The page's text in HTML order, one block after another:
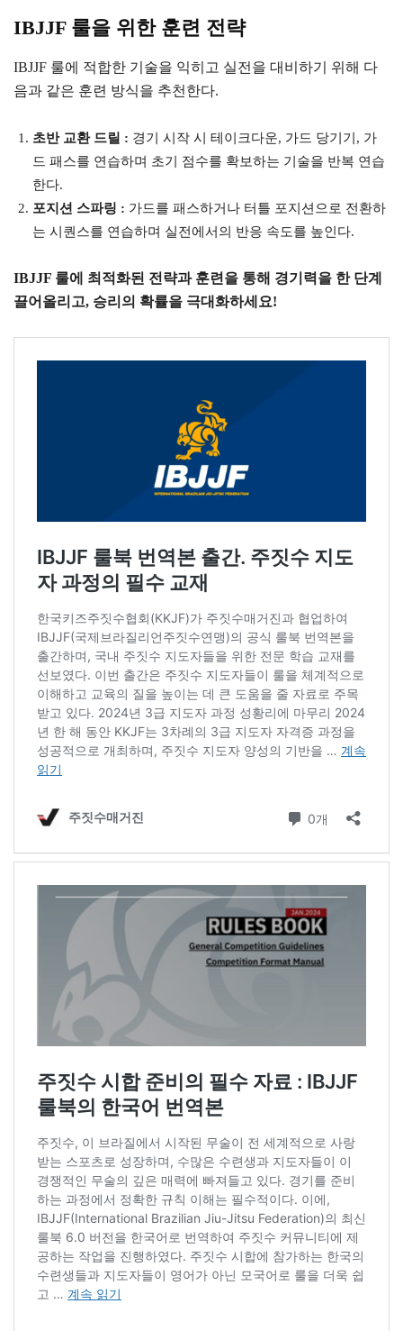
IBJJF 룰을 위한 훈련 전략
IBJJF 룰에 적합한 기술을 익히고 실전을 대비하기 위해 다
음과 같은 훈련 방식을 추천한다.
초반 교환 드릴 : 경기 시작 시 테이크다운, 가드 당기기, 가
드 패스를 연습하며 초기 점수를 확보하는 기술을 반복 연습
한다.
포지션 스파링 : 가드를 패스하거나 터틀 포지션으로 전환하
는 시퀀스를 연습하며 실전에서의 반응 속도를 높인다.
IBJJF 룰에 최적화된 전략과 훈련을 통해 경기력을 한 단계
끌어올리고, 승리의 확률을 극대화하세요!